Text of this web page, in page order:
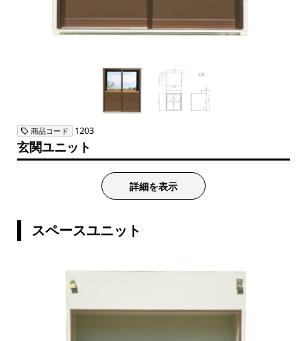
商品コード 1203
玄関ユニット
詳細を表示
スペースユニット